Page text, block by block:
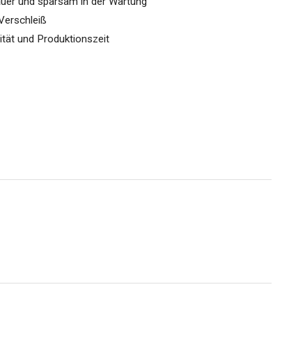
und Produktionszeit